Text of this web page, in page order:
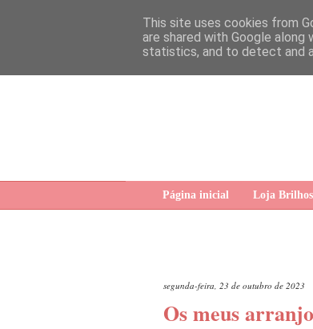
Página inicial Loja
segunda-feira, 23 de outubro de 2023
Os meus
This site uses cookies from
are shared with Google
statistics, and to detect and